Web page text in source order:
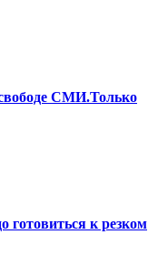
СМИ.Только
готовиться к резком